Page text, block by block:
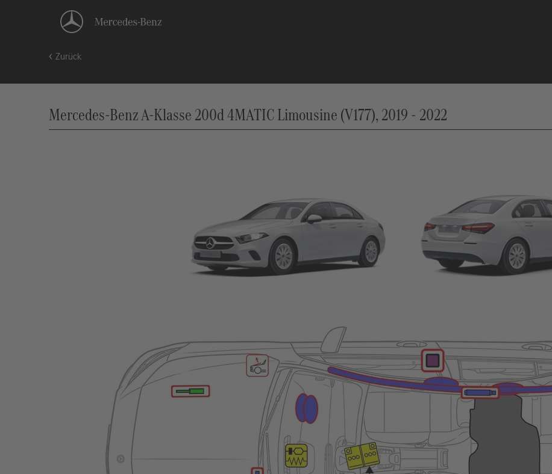
Zurück
Mercedes-Benz A-Klasse 200d 4MATIC Limousine (V177), 2019 - 2022